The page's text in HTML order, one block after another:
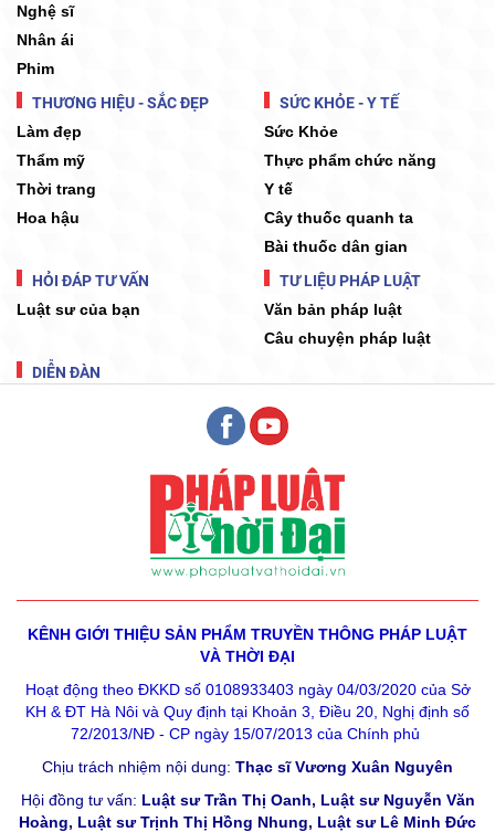
Nghệ sĩ
Nhân ái
Phim
THƯƠNG HIỆU - SẮC ĐẸP
Làm đẹp
Thẩm mỹ
Thời trang
Hoa hậu
SỨC KHỎE - Y TẾ
Sức Khỏe
Thực phẩm chức năng
Y tế
Cây thuốc quanh ta
Bài thuốc dân gian
HỎI ĐÁP TƯ VẤN
Luật sư của bạn
TƯ LIỆU PHÁP LUẬT
Văn bản pháp luật
Câu chuyện pháp luật
DIỄN ĐÀN
KÊNH GIỚI THIỆU SẢN PHẨM TRUYỀN THÔNG PHÁP LUẬT
VÀ THỜI ĐẠI
Hoạt động theo ĐKKD số 0108933403 ngày 04/03/2020 của Sở
KH & ĐT Hà Nôi và Quy định tại Khoản 3, Điều 20, Nghị định số
72/2013/NĐ - CP ngày 15/07/2013 của Chính phủ
Chịu trách nhiệm nội dung: Thạc sĩ Vương Xuân Nguyên
Hội đồng tư vấn: Luật sư Trần Thị Oanh, Luật sư Nguyễn Văn
Hoàng, Luật sư Trịnh Thị Hồng Nhung, Luật sư Lê Minh Đức